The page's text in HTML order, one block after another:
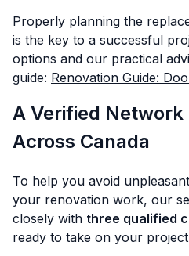
Properly planning the
is the key to a successful
options and our practical
guide: Renovation Guide:
A Verified Network
Across Canada
To help you avoid
your renovation work, our
closely with three qualified
ready to take on your